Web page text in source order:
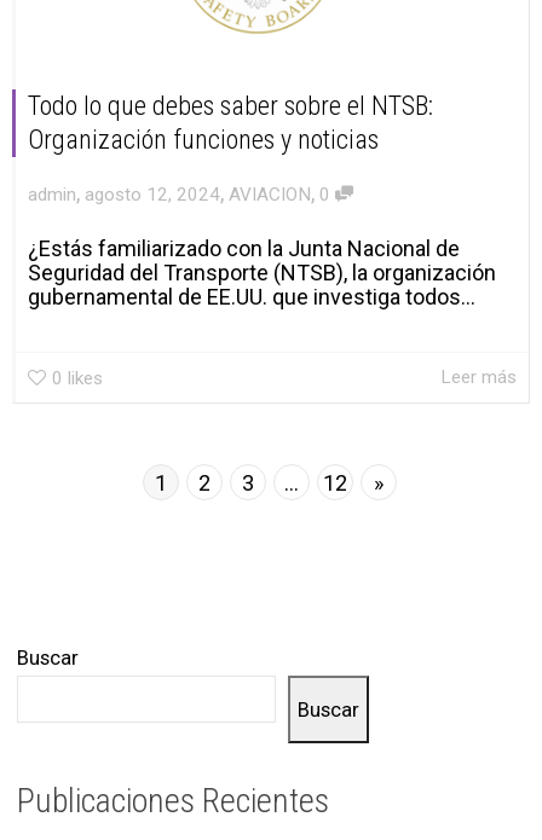
Todo lo que debes saber sobre el NTSB:
Organización funciones y noticias
admin, agosto 12, 2024, AVIACION, 0
¿Estás familiarizado con la Junta Nacional de
Seguridad del Transporte (NTSB), la organización
gubernamental de EE.UU. que investiga todos...
0 likes Leer más
1 2 3 … 12 »
Buscar
Buscar
Publicaciones Recientes